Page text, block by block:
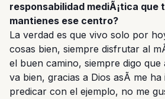
responsabilidad mediÃ¡tica que
mantienes ese centro?
La verdad es que vivo solo por
cosas bien, siempre disfrutar al
el buen camino, siempre digo
va bien, gracias a Dios asÃ­ me ha
predicar con el ejemplo, no me